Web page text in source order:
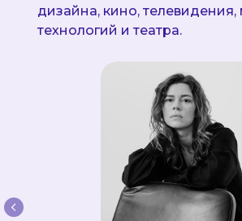
дизайна, кино, телевидения,
технологий и театра.